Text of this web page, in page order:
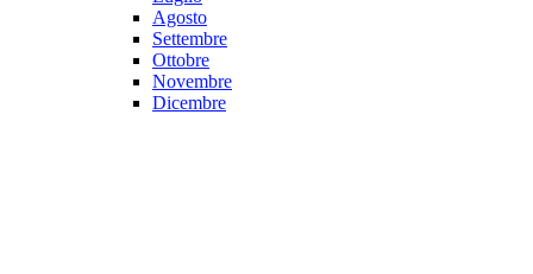
Agosto
Settembre
Ottobre
Novembre
Dicembre